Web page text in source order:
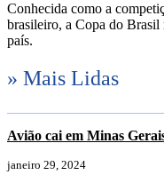
Conhecida como a
brasileiro, a Copa do Brasil
país.
» Mais Lidas
Avião cai em Minas
janeiro 29, 2024